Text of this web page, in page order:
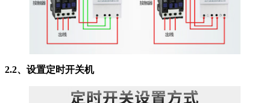
2.2、设置定时开关机